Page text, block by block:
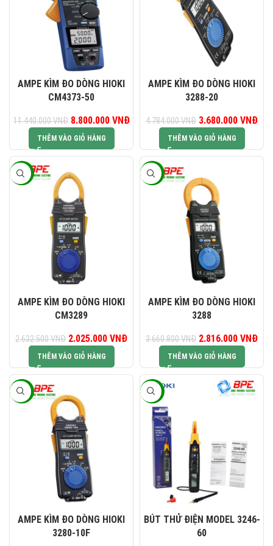
AMPE KÌM ĐO DÒNG HIOKI
CM4373-50
11.440.000VNĐ Giá gốc là: 11.440.000 VNĐ.
8.800.000 VNĐGiá hiện tại là: 8.800.000 VNĐ.
THÊM VÀO GIỎ HÀNG
AMPE KÌM ĐO DÒNG HIOKI
3288-20
4.784.000VNĐ
Giá gốc là:
4.784.000 VNĐ.
3.680.000 VNĐ
THÊM VÀO GIỎ HÀNG
-23%
AMPE KÌM ĐO DÒNG HIOKI
CM3289
2.632.500VNĐ Giá gốc là: 2.632.500 VNĐ.
2.025.000 VNĐ Giá hiện tại là: 2.025.000 VNĐ.
THÊM VÀO GIỎ HÀNG
-23%
AMPE KÌM ĐO DÒNG HIOKI
3288
3.660.800VNĐ
Giá gốc là:
3.660.800 VNĐ.
2.816.000 VNĐ
THÊM VÀO GIỎ HÀNG
-16%
AMPE KÌM ĐO DÒNG HIOKI
3280-10F
-18%
BÚT THỬ ĐIỆN MODEL 3246-
60
KINH DOANH 1: 082 234 2688
0965 101 613
0824 927 568
KINH DOANH 4: 0823 944 186